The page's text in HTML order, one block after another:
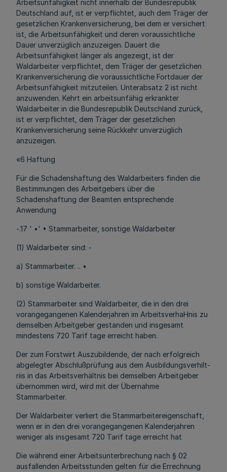
Arbeitsunfähigkeit nicht innerhalb der Bundesrepublik
Deutschland auf, ist er verpflichtet, auch dem Träger der
gesetzlichen Krankenversicherung, bei dem er versichert
ist, die Arbeitsunfähigkeit und deren voraussichtliche
Dauer unverzüglich anzuzeigen. Dauert die
Arbeitsunfähigkeit länger als angezeigt, ist der
Waldarbeiter verpflichtet, dem Träger der gesetzlichen
Krankenversicherung die voraussichtliche Fortdauer der
Arbeitsunfähigkeit mitzuteilen. Unterabsatz 2 ist nicht
anzuwenden. Kehrt ein arbeitsunfähig erkrankter
Waldarbeiter in die Bundesrepublik Deutschland zurück,
ist er verpflichtet, dem Träger der gesetzlichen
Krankenversicherung seine Rückkehr unverzüglich
anzuzeigen.
«6 Haftung
Für die Schadenshaftung des Waldarbeiters finden die
Bestimmungen des Arbeitgebers über die
Schadenshaftung der Beamten entsprechende
Anwendung
-.17 ' •' • Stammarbeiter, sonstige Waldarbeiter
(1) Waldarbeiter sind: -
a) Stammarbeiter. .. •
b) sonstige Waldarbeiter.
(2) Stammarbeiter sind Waldarbeiter, die in den drei
vorangegangenen Kalenderjahren im ArbeitsverhaHnis zu
demselben Arbeitgeber gestanden und insgesamt
mindestens 720 Tarif tage erreicht haben.
Der zum Forstwirt Auszubildende, der nach erfolgreich
abgelegter Abschlußprüfung aus dem Ausbildungsverhilt-
riis in das Arbeitsverhältnis bei demselben Arbeitgeber
übernommen wird, wird mit der Übernahme
Stammarbeiter.
Der Waldarbeiter verliert die Stammarbeitereigenschaft,
wenn er in den drei vorangegangenen Kalenderjahren
weniger als insgesamt 720 Tarif tage erreicht hat
Die während einer Arbeitsunterbrechung nach § 02
ausfallenden Arbeitsstunden gelten für die Errechnung